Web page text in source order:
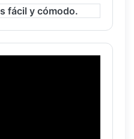
fácil y cómodo.